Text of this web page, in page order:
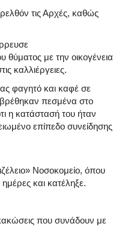
τις Αρχές, καθώς
θύματος με την οικογένεια
καλλιέργειες.
φαγητό και καφέ σε
πεσμένα στο
η κατάστασή του ήταν
επίπεδο συνείδησης
Νοσοκομείο, όπου
και κατέληξε.
που συνάδουν με